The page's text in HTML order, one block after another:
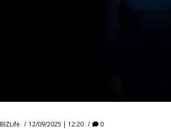
BIZLife 12/09/2025 | 12:20 0